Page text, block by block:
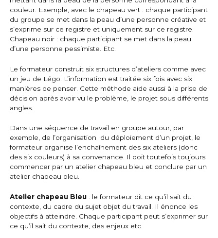
couleur. Exemple, avec le chapeau vert : chaque participant
du groupe se met dans la peau d’une personne créative et
s’exprime sur ce registre et uniquement sur ce registre.
Chapeau noir : chaque participant se met dans la peau
d’une personne pessimiste. Etc.
Le formateur construit six structures d’ateliers comme avec
un jeu de Légo. L’information est traitée six fois avec six
manières de penser. Cette méthode aide aussi à la prise de
décision après avoir vu le problème, le projet sous différents
angles.
Dans une séquence de travail en groupe autour, par
exemple, de l’organisation du déploiement d’un projet, le
formateur organise l’enchaînement des six ateliers (donc
des six couleurs) à sa convenance. Il doit toutefois toujours
commencer par un atelier chapeau bleu et conclure par un
atelier chapeau bleu.
Atelier chapeau Bleu : le formateur dit ce qu’il sait du
contexte, du cadre du sujet objet du travail. Il énonce les
objectifs à atteindre. Chaque participant peut s’exprimer sur
ce qu’il sait du contexte, des enjeux etc.